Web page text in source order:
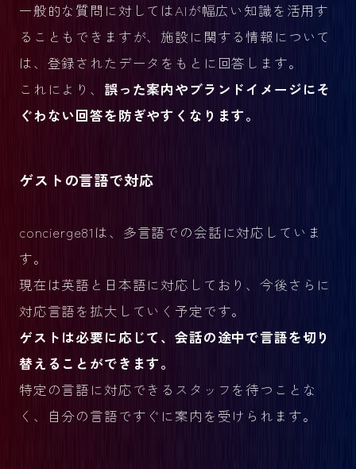
一般的な質問に対してはAIが幅広い知識を活用す
ることもできますが、施設に関する情報について
は、登録されたデータをもとに回答します。
これにより、 誤った案内やブランドイメージにそ
ぐわない回答を防ぎやすくなります。
ゲストの言語で対応
concierge81は、多言語での会話に対応していま
す。
現在は英語と日本語に対応しており、今後さらに
対応言語を拡大していく予定です。
ゲストは必要に応じて、会話の途中で言語を切り
替えることができます。
特定の言語に対応できるスタッフを待つことな
く、自分の言語ですぐに案内を受けられます。